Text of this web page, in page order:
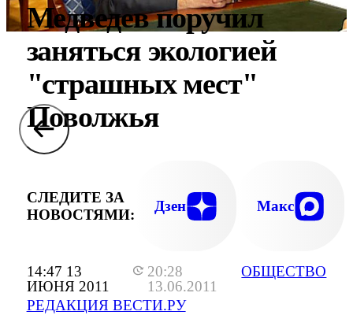
14:47 13
ИЮНЯ 2011
20:28
13.06.2011
РЕДАКЦИЯ ВЕСТИ.РУ
ОБЩЕСТВО
Медведев поручил
заняться экологией
"страшных мест"
Поволжья
СЛЕДИТЕ ЗА
НОВОСТЯМИ:
Дзен Макс